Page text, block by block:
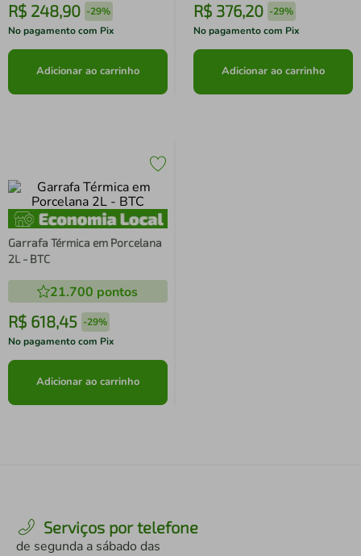
R$ 248,90 -29%
No pagamento com Pix
Adicionar ao carrinho
R$ 376,20 -29%
No pagamento com Pix
Adicionar ao carrinho
Garrafa Térmica em Porcelana
2L - BTC
21.700 pontos
R$ 618,45 -29%
No pagamento com Pix
Adicionar ao carrinho
Serviços por telefone
de segunda a sábado das